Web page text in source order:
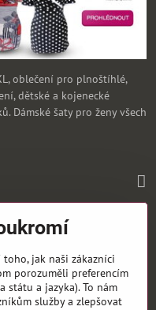
oblečení pro plnoštíhlé,
dětské a kojenecké
Dámské šaty pro ženy všech
jak naši zákazníci
porozuměli preferencím
státu a jazyka). To nám
služby a zlepšovat